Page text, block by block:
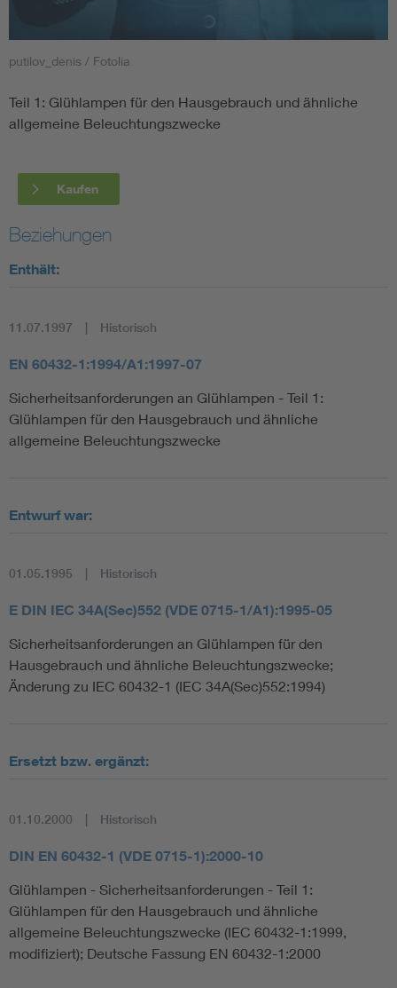
Smart Cities
Blitzschutz: DIN EN 62305 in der Übersicht
Circular Economy für mehr Ressourceneffizienz
Cybersecurity in der Industrieautomatisierung
Elektrofachkraft (EFK)
putilov_denis / Fotolia
Teil 1: Glühlampen für den Hausgebrauch und ähnliche
allgemeine Beleuchtungszwecke
Kaufen
Beziehungen
Enthält:
11.07.1997 Historisch
EN 60432-1:1994/A1:1997-07
Sicherheitsanforderungen an Glühlampen - Teil 1:
Glühlampen für den Hausgebrauch und ähnliche
allgemeine Beleuchtungszwecke
Entwurf war:
01.05.1995 Historisch
E DIN IEC 34A(Sec)552 (VDE 0715-1/A1):1995-05
Sicherheitsanforderungen an Glühlampen für den
Hausgebrauch und ähnliche Beleuchtungszwecke;
Änderung zu IEC 60432-1 (IEC 34A(Sec)552:1994)
Ersetzt bzw. ergänzt:
01.10.2000 Historisch
DIN EN 60432-1 (VDE 0715-1):2000-10
Glühlampen - Sicherheitsanforderungen - Teil 1:
Glühlampen für den Hausgebrauch und ähnliche
allgemeine Beleuchtungszwecke (IEC 60432-1:1999,
modifiziert); Deutsche Fassung EN 60432-1:2000